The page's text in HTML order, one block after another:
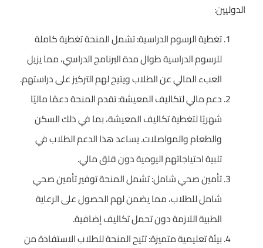
الدوليين:
تغطية الرسوم الدراسية: تشمل المنحة تغطية كاملة
للرسوم الدراسية طوال مدة البرنامج الدراسي، مما يزيل
العبء المالي عن الطلاب ويتيح لهم التركيز على دراستهم.
دعم مالي لتكاليف المعيشة: تقدم المنحة دعمًا ماليًا
شهريًا لتغطية تكاليف المعيشة، بما في ذلك السكن
والطعام والمواصلات. يساعد هذا الدعم الطلاب في
تلبية احتياجاتهم اليومية دون قلق مالي.
تأمين صحي شامل: تشمل المنحة توفير تأمين صحي
شامل للطلاب، مما يضمن لهم الحصول على الرعاية
الطبية اللازمة دون تحمل تكاليف إضافية.
بيئة تعليمية متميزة: تتيح المنحة للطلاب الاستفادة من